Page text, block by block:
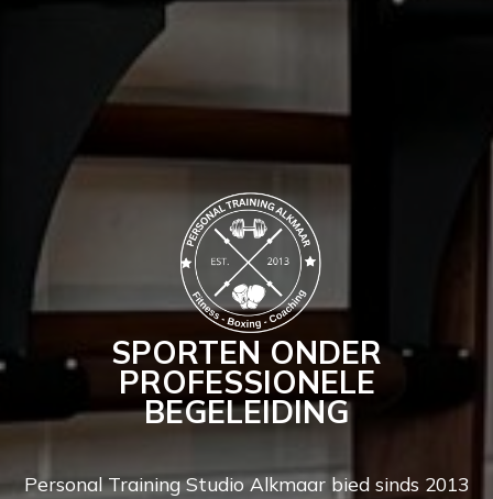
SPORTEN ONDER
PROFESSIONELE
BEGELEIDING
Personal Training Studio Alkmaar bied sinds 2013